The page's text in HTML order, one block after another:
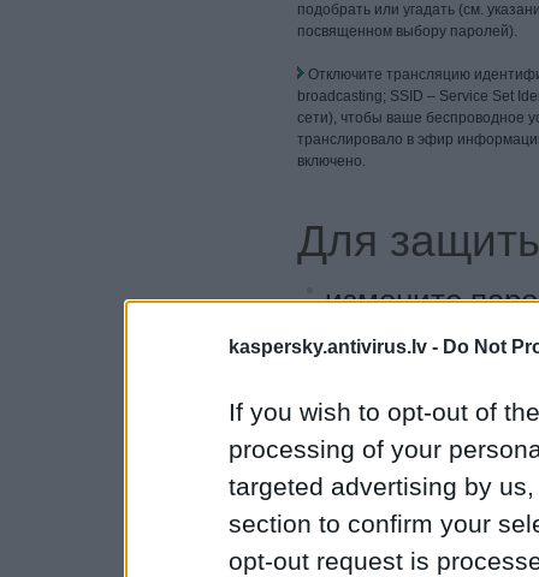
kaspersky.antivirus.lv - Do Not
If you wish to opt-out of
processing of your
targeted advertising by
section to confirm your
opt-out request is
подобрать или угадать (см.
посвященном выбору паролей).
Отключите трансляцию
broadcasting; SSID – Service Set
сети), чтобы ваше беспроводное
транслировало в эфир
включено.
Для
измените
включите
отключите
имя
следуйте
вредоносных